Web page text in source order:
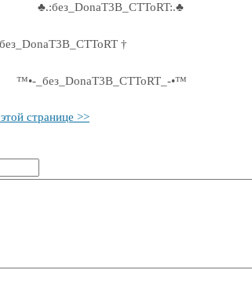
♣.:без_DonaT3B_CTToRT:.♣
†
™•-_без_DonaT3B_CTToRT_-•™
странице >>